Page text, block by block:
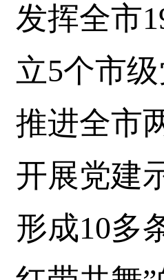
发挥全市
立5个市
推进全市
开展党建
形成10多